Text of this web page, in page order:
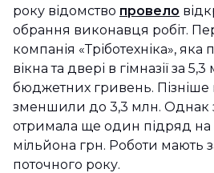
року відомство провело
обрання виконавця робіт.
компанія «Тріботехніка», яка
вікна та двері в гімназії за
бюджетних гривень. Пізніше
зменшили до 3,3 млн. Однак
отримала ще один підряд на
мільйона грн. Роботи мають
поточного року.